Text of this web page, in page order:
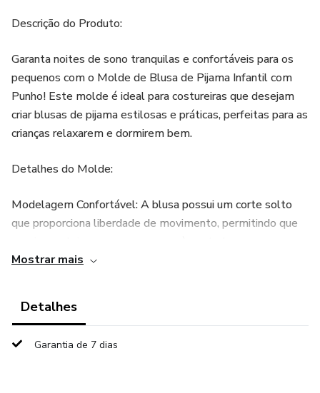
Descrição do Produto:
Garanta noites de sono tranquilas e confortáveis para os
pequenos com o Molde de Blusa de Pijama Infantil com
Punho! Este molde é ideal para costureiras que desejam
criar blusas de pijama estilosas e práticas, perfeitas para as
crianças relaxarem e dormirem bem.
Detalhes do Molde:
Modelagem Confortável: A blusa possui um corte solto
que proporciona liberdade de movimento, permitindo que
subam enquanto a criança se movimenta durante o sono.
Gola Redonda: Design com gola redonda que proporciona
Mostrar mais
Detalhes
Garantia de 7 dias